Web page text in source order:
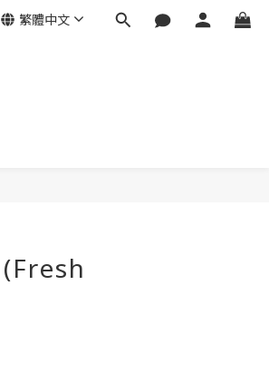
繁體中文